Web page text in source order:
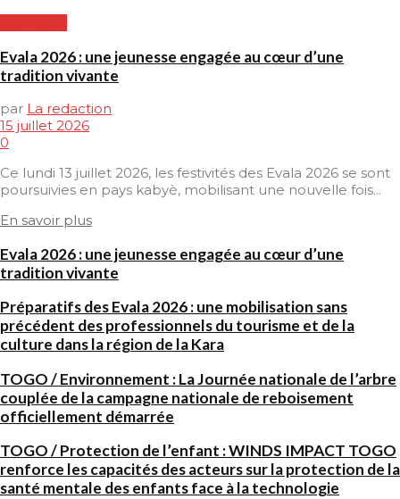
Evala 2026 : une jeunesse engagée au cœur d’une
tradition vivante
par La redaction
15 juillet 2026
0
Ce lundi 13 juillet 2026, les festivités des Evala 2026 se sont
poursuivies en pays kabyè, mobilisant une nouvelle fois...
En savoir plus
Evala 2026 : une jeunesse engagée au cœur d’une
tradition vivante
Préparatifs des Evala 2026 : une mobilisation sans
précédent des professionnels du tourisme et de la
culture dans la région de la Kara
TOGO / Environnement : La Journée nationale de l’arbre
couplée de la campagne nationale de reboisement
officiellement démarrée
TOGO / Protection de l’enfant : WINDS IMPACT TOGO
renforce les capacités des acteurs sur la protection de la
santé mentale des enfants face à la technologie